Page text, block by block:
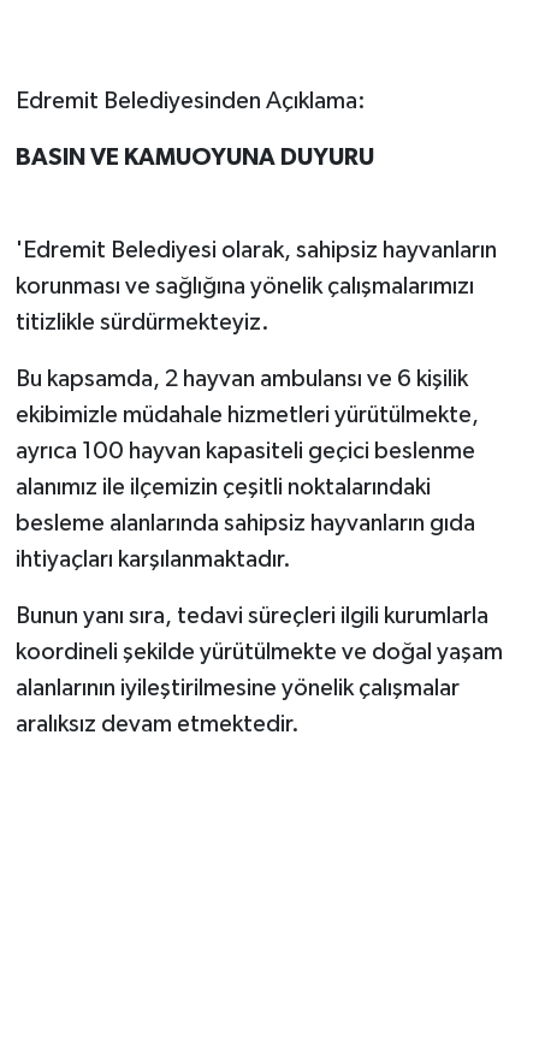
Edremit Belediyesinden Açıklama:
BASIN VE KAMUOYUNA DUYURU
'Edremit Belediyesi olarak, sahipsiz hayvanların
korunması ve sağlığına yönelik çalışmalarımızı
titizlikle sürdürmekteyiz.
Bu kapsamda, 2 hayvan ambulansı ve 6 kişilik
ekibimizle müdahale hizmetleri yürütülmekte,
ayrıca 100 hayvan kapasiteli geçici beslenme
alanımız ile ilçemizin çeşitli noktalarındaki
besleme alanlarında sahipsiz hayvanların gıda
ihtiyaçları karşılanmaktadır.
Bunun yanı sıra, tedavi süreçleri ilgili kurumlarla
koordineli şekilde yürütülmekte ve doğal yaşam
alanlarının iyileştirilmesine yönelik çalışmalar
aralıksız devam etmektedir.